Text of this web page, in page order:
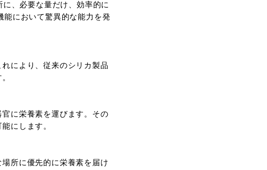
、必要な量だけ、効率的に
能において驚異的な能力を発
により、従来のシリカ製品
に栄養素を運びます。その
にします。
所に優先的に栄養素を届け